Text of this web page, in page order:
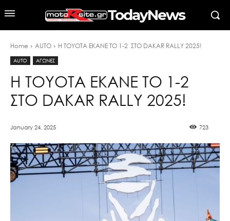
TodayNews
Home AUTO Η TOYOTA ΕΚΑΝΕ ΤΟ 1-2 ΣΤΟ DAKAR RALLY 2025!
AUTO ΑΓΩΝΕΣ
Η TOYOTA ΕΚΑΝΕ ΤΟ 1-2
ΣΤΟ DAKAR RALLY 2025!
January 24, 2025 723